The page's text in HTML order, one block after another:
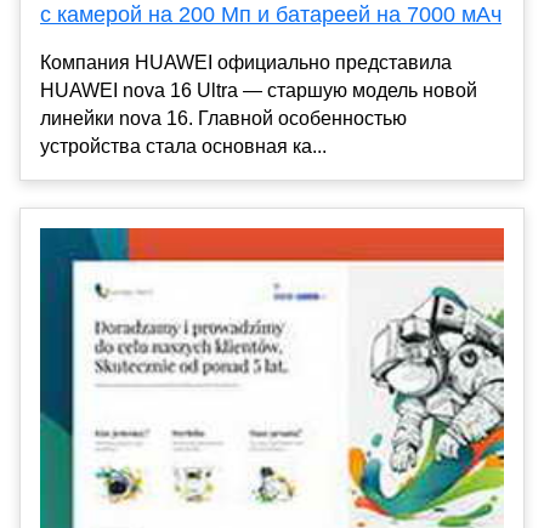
с камерой на 200 Мп и батареей на 7000 мАч
Компания HUAWEI официально представила
HUAWEI nova 16 Ultra — старшую модель новой
линейки nova 16. Главной особенностью
устройства стала основная ка...